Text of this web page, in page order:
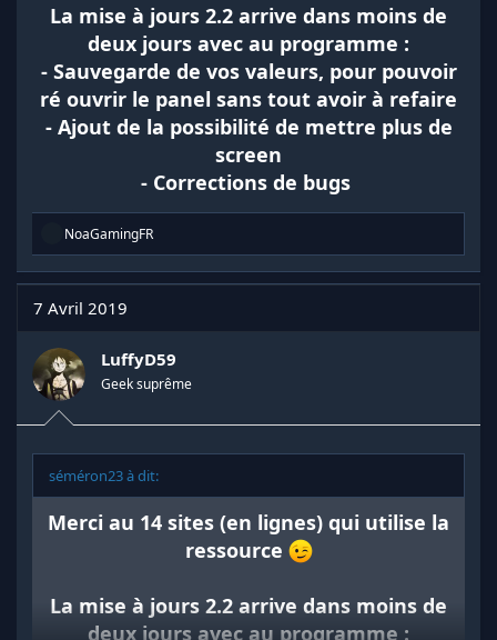
La mise à jours 2.2 arrive dans moins de
deux jours avec au programme :
- Sauvegarde de vos valeurs, pour pouvoir
ré ouvrir le panel sans tout avoir à refaire
- Ajout de la possibilité de mettre plus de
screen
- Corrections de bugs
R
a
c
t
i
n
s
:
NoaGamingFR
7 Avril 2019
LuffyD59
Geek suprême
séméron23 à dit:
Merci au 14 sites (en lignes) qui utilise la
ressource
La mise à jours 2.2 arrive dans moins de
deux jours avec au programme :